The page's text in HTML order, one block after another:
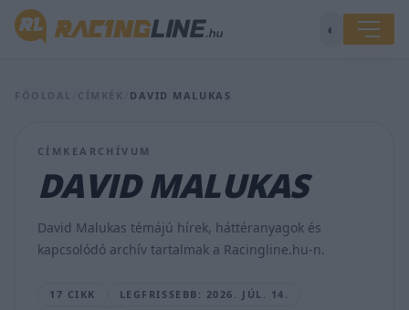
◐
FŐOLDAL CÍMKÉK DAVID MALUKAS
CÍMKEARCHÍVUM
DAVID MALUKAS
David Malukas témájú hírek, háttéranyagok és
kapcsolódó archív tartalmak a Racingline.hu-n.
17 CIKK
LEGFRISSEBB: 2026. JÚL. 14.
ül
majd
a
a
házi
BOGNÁR